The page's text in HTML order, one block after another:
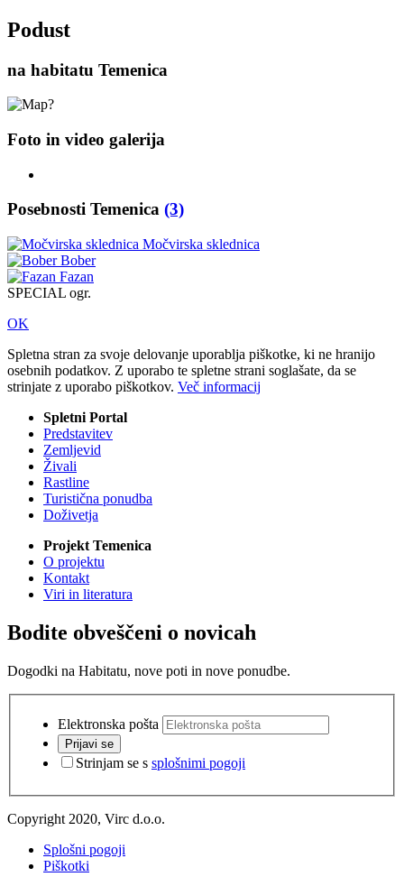
Podust
na habitatu Temenica
Foto in video galerija
Posebnosti Temenica (3)
Močvirska sklednica
Bober
Fazan
SPECIAL ogr.
OK
Spletna stran za svoje delovanje uporablja piškotke, ki ne hranijo
osebnih podatkov. Z uporabo te spletne strani soglašate, da se
strinjate z uporabo piškotkov. Več informacij
Spletni Portal
Predstavitev
Zemljevid
Živali
Rastline
Turistična ponudba
Doživetja
Projekt Temenica
O projektu
Kontakt
Viri in literatura
Bodite obveščeni o novicah
Dogodki na Habitatu, nove poti in nove ponudbe.
Elektronska pošta
Prijavi se
Strinjam se s splošnimi pogoji
Copyright 2020, Virc d.o.o.
Splošni pogoji
Piškotki